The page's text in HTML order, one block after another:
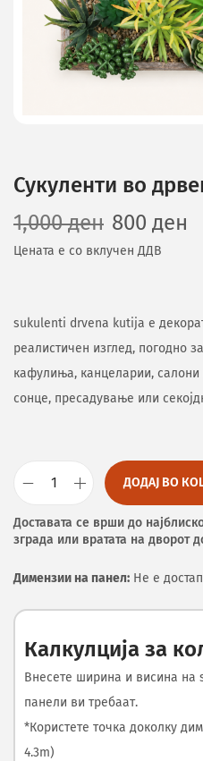
Сукуленти во
1,000ден 800 ден
Цената е со вклучен ДДВ
sukulenti drvena kutija е
реалистичен изглед, погодно
кафулиња, канцеларии,
сонце, пресадување или
ДОДАЈ ВО
Доставата се врши до
зграда или вратата на дворот
Димензии на панел: Не е
Калкулција за
Внесете ширина и висина на
панели ви требаат.
*Користете точка доколку
4.3m)